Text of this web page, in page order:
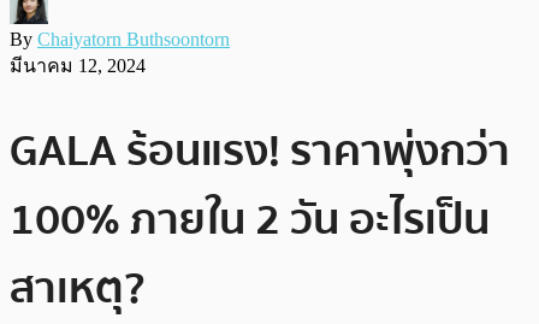
By Chaiyatorn Buthsoontorn
มีนาคม 12, 2024
GALA ร้อนแรง! ราคาพุ่งกว่า
100% ภายใน 2 วัน อะไรเป็น
สาเหตุ?